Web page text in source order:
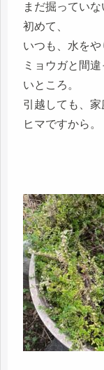
まだ掘ってい
初めて、
いつも、水をや
ミョウガと間
いところ。
引越しても、家
ヒマですから。